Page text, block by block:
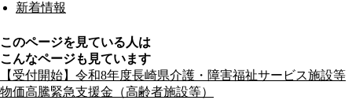
新着情報
このページを見ている人は
こんなページも見ています
【受付開始】令和8年度長崎県介護・障害福祉サービス施設等
物価高騰緊急支援金（高齢者施設等）